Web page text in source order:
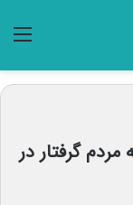
گرفتار در